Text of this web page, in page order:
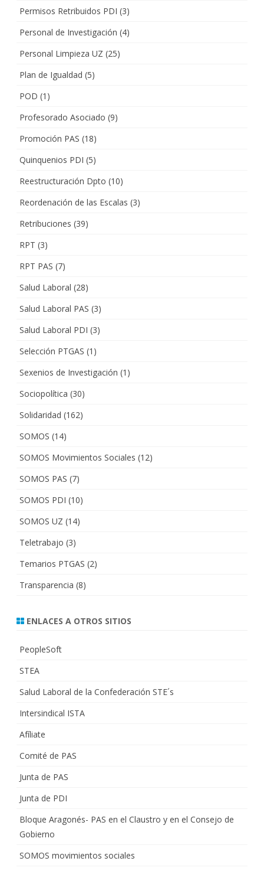
Permisos Retribuidos PDI (3)
Personal de Investigación (4)
Personal Limpieza UZ (25)
Plan de Igualdad (5)
POD (1)
Profesorado Asociado (9)
Promoción PAS (18)
Quinquenios PDI (5)
Reestructuración Dpto (10)
Reordenación de las Escalas (3)
Retribuciones (39)
RPT (3)
RPT PAS (7)
Salud Laboral (28)
Salud Laboral PAS (3)
Salud Laboral PDI (3)
Selección PTGAS (1)
Sexenios de Investigación (1)
Sociopolítica (30)
Solidaridad (162)
SOMOS (14)
SOMOS Movimientos Sociales (12)
SOMOS PAS (7)
SOMOS PDI (10)
SOMOS UZ (14)
Teletrabajo (3)
Temarios PTGAS (2)
Transparencia (8)
ENLACES A OTROS SITIOS
PeopleSoft
STEA
Salud Laboral de la Confederación STE´s
Intersindical ISTA
Afíliate
Comité de PAS
Junta de PAS
Junta de PDI
Bloque Aragonés- PAS en el Claustro y en el Consejo de
Gobierno
SOMOS movimientos sociales